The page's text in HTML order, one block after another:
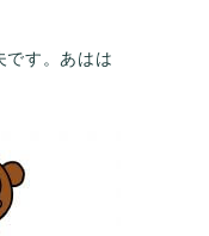
です。あはは